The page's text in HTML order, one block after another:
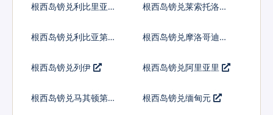
根西岛镑兑利比里亚元 根西岛镑兑莱索托洛蒂
根西岛镑兑利比亚第纳
根西岛镑兑摩洛哥迪拉
根西岛镑兑列伊 根西岛镑兑阿里亚里
根西岛镑兑马其顿第纳
根西岛镑兑缅甸元